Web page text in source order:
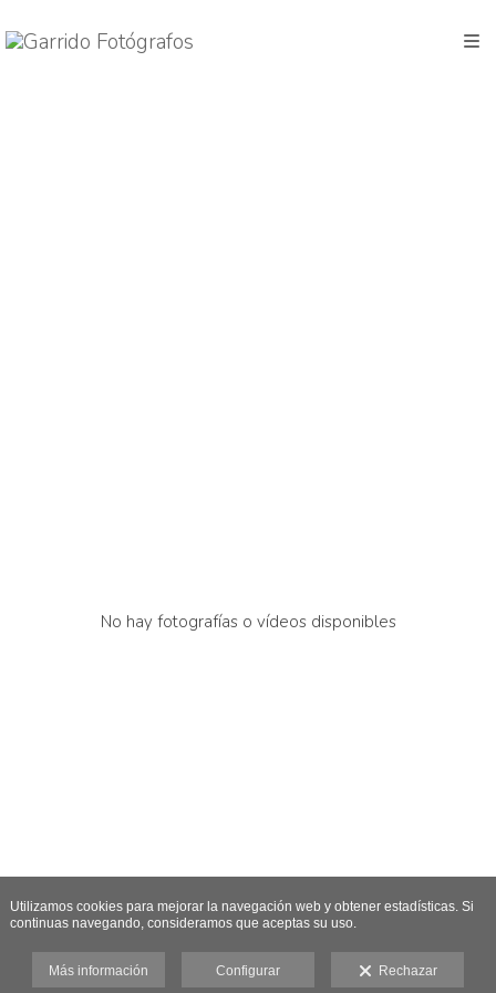
No hay fotografías o vídeos disponibles
Utilizamos cookies para mejorar la navegación web y obtener estadísticas. Si
continuas navegando, consideramos que aceptas su uso.
Más información Configurar Rechazar